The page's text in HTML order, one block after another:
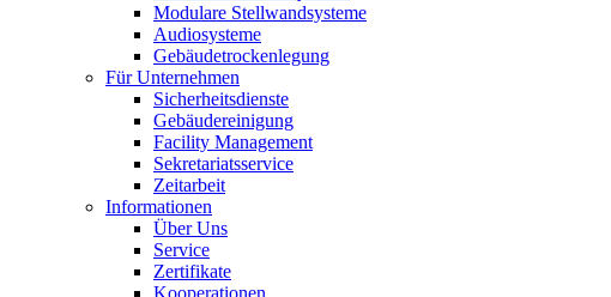
Modulare Stellwandsysteme
Audiosysteme
Gebäudetrockenlegung
Für Unternehmen
Sicherheitsdienste
Gebäudereinigung
Facility Management
Sekretariatsservice
Zeitarbeit
Informationen
Über Uns
Service
Zertifikate
Kooperationen